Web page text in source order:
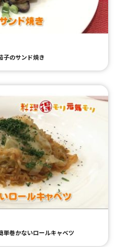
のサンド焼き
巻かないロールキャベツ